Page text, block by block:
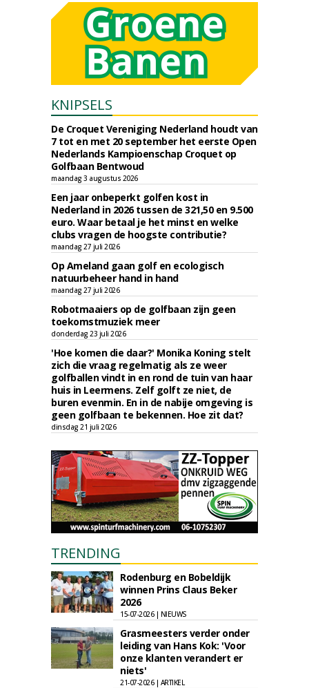
KNIPSELS
De Croquet Vereniging Nederland houdt van
7 tot en met 20 september het eerste Open
Nederlands Kampioenschap Croquet op
Golfbaan Bentwoud
maandag 3 augustus 2026
Een jaar onbeperkt golfen kost in
Nederland in 2026 tussen de 321,50 en 9.500
euro. Waar betaal je het minst en welke
clubs vragen de hoogste contributie?
maandag 27 juli 2026
Op Ameland gaan golf en ecologisch
natuurbeheer hand in hand
maandag 27 juli 2026
Robotmaaiers op de golfbaan zijn geen
toekomstmuziek meer
donderdag 23 juli 2026
'Hoe komen die daar?' Monika Koning stelt
zich die vraag regelmatig als ze weer
golfballen vindt in en rond de tuin van haar
huis in Leermens. Zelf golft ze niet, de
buren evenmin. En in de nabije omgeving is
geen golfbaan te bekennen. Hoe zit dat?
dinsdag 21 juli 2026
TRENDING
Rodenburg en Bobeldijk
winnen Prins Claus Beker
2026
15-07-2026 | NIEUWS
Grasmeesters verder onder
leiding van Hans Kok: 'Voor
onze klanten verandert er
niets'
21-07-2026 | ARTIKEL